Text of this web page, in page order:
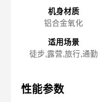
机身材质
铝合金氧化
适用场景
徒步,露营,旅行,通勤
性能参数